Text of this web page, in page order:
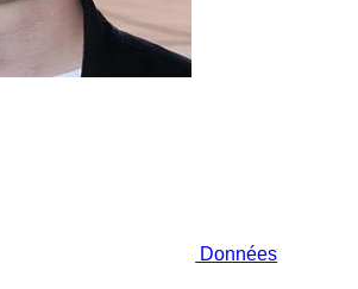
Données